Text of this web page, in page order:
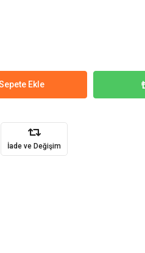
Ekle
İade ve Değişim